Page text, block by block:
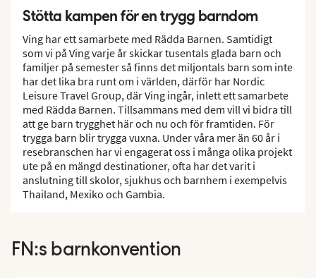
Stötta kampen för en trygg barndom
Ving har ett samarbete med Rädda Barnen. Samtidigt
som vi på Ving varje år skickar tusentals glada barn och
familjer på semester så finns det miljontals barn som inte
har det lika bra runt om i världen, därför har Nordic
Leisure Travel Group, där Ving ingår, inlett ett samarbete
med Rädda Barnen. Tillsammans med dem vill vi bidra till
att ge barn trygghet här och nu och för framtiden. För
trygga barn blir trygga vuxna. Under våra mer än 60 år i
resebranschen har vi engagerat oss i många olika projekt
ute på en mängd destinationer, ofta har det varit i
anslutning till skolor, sjukhus och barnhem i exempelvis
Thailand, Mexiko och Gambia.
FN:s barnkonvention